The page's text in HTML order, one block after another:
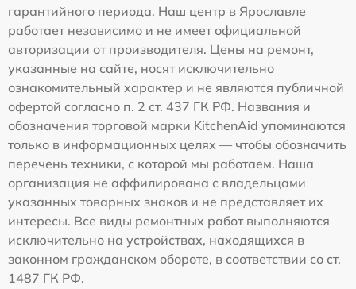
гарантийного периода. Наш центр в Ярославле
работает независимо и не имеет официальной
авторизации от производителя. Цены на ремонт,
указанные на сайте, носят исключительно
ознакомительный характер и не являются публичной
офертой согласно п. 2 ст. 437 ГК РФ. Названия и
обозначения торговой марки KitchenAid упоминаются
только в информационных целях — чтобы обозначить
перечень техники, с которой мы работаем. Наша
организация не аффилирована с владельцами
указанных товарных знаков и не представляет их
интересы. Все виды ремонтных работ выполняются
исключительно на устройствах, находящихся в
законном гражданском обороте, в соответствии со ст.
1487 ГК РФ.